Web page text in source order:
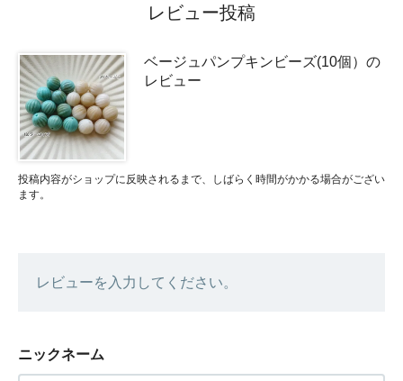
レビュー投稿
ベージュパンプキンビーズ(10個）の
レビュー
投稿内容がショップに反映されるまで、しばらく時間がかかる場合がござい
ます。
レビューを入力してください。
ニックネーム